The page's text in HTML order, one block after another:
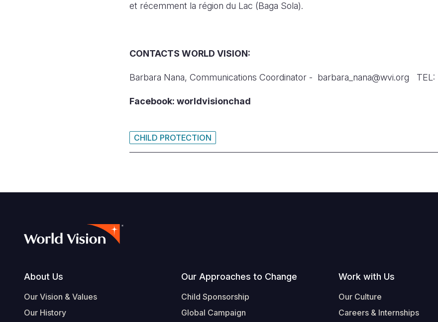
et récemment la région du Lac (Baga Sola).
CONTACTS WORLD VISION:
Barbara Nana, Communications Coordinator - barbara_nana@wvi.org TEL:
Facebook: worldvisionchad
CHILD PROTECTION
Footer
About Us
Our Vision & Values
Our History
Our Approaches to Change
Child Sponsorship
Global Campaign
Work with Us
Our Culture
Careers & Internships